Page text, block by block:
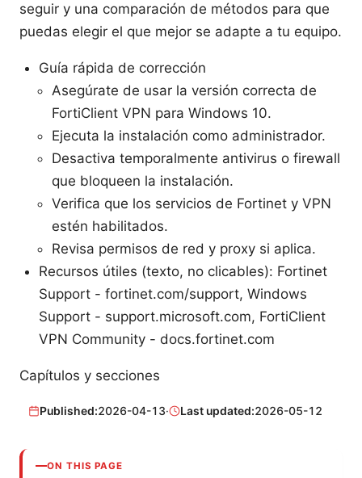
seguir y una comparación de métodos para que
puedas elegir el que mejor se adapte a tu equipo.
Guía rápida de corrección
Asegúrate de usar la versión correcta de
FortiClient VPN para Windows 10.
Ejecuta la instalación como administrador.
Desactiva temporalmente antivirus o firewall
que bloqueen la instalación.
Verifica que los servicios de Fortinet y VPN
estén habilitados.
Revisa permisos de red y proxy si aplica.
Recursos útiles (texto, no clicables): Fortinet
Support - fortinet.com/support, Windows
Support - support.microsoft.com, FortiClient
VPN Community - docs.fortinet.com
Capítulos y secciones
Published:2026-04-13· Last updated:2026-05-12
ON THIS PAGE